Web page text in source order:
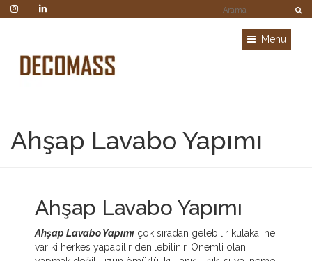
Menu
Ahşap Lavabo Yapımı
Ahşap Lavabo Yapımı
Ahşap Lavabo Yapımı çok sıradan gelebilir kulaka, ne
var ki herkes yapabilir denilebilinir. Önemli olan